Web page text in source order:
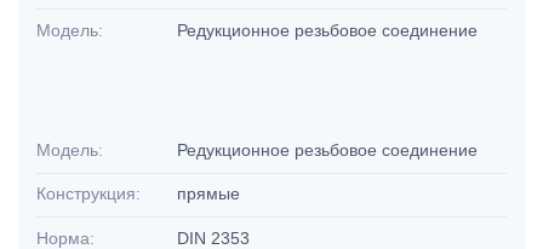
Модель: Редукционное резьбовое соединение
Модель: Редукционное резьбовое соединение
Конструкция: прямые
Норма:
DIN 2353